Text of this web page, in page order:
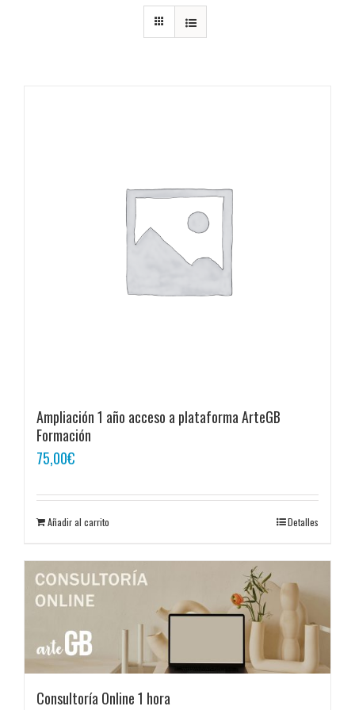
Ampliación 1 año acceso a plataforma ArteGB
Formación
75,00€
Añadir al carrito Detalles
Consultoría Online 1 hora